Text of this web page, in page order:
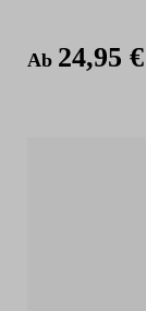
Ab 24,95 €